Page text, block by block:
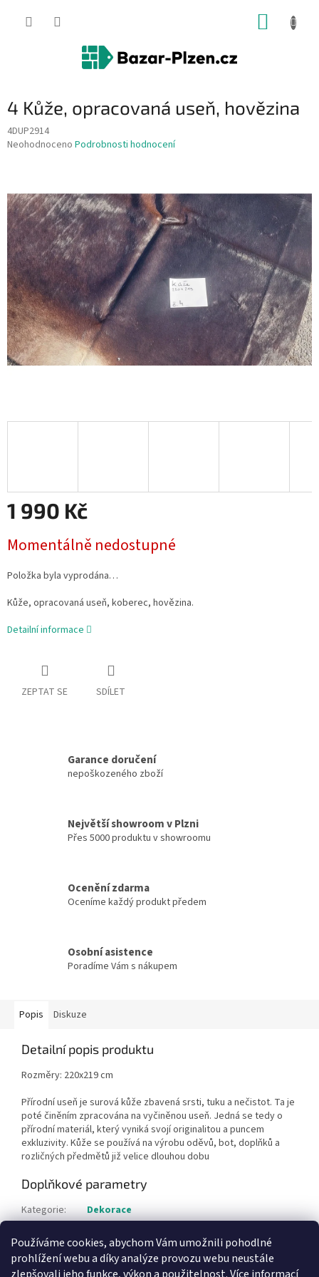
Používáme cookies, abychom Vám umožnili pohodlné
prohlížení webu a díky analýze provozu webu neustále
4 Kůže, opracovaná useň, hovězina
4DUP2914
Průměrné
0,0
z
5
hvězdiček.
Neohodnoceno Podrobnosti hodnocení
1 990 Kč
cena:
Momentálně nedostupné
Položka byla vyprodána…
Kůže, opracovaná useň, koberec, hovězina.
Detailní informace
ZEPTAT SE SDÍLET
Garance doručení
nepoškozeného zboží
Největší showroom v Plzni
Přes 5000 produktu v showroomu
Ocenění zdarma
Oceníme každý produkt předem
Osobní asistence
Poradíme Vám s nákupem
Popis Diskuze
Detailní popis produktu
Rozměry: 220x219 cm
Přírodní useň je surová kůže zbavená srsti, tuku a nečistot. Ta je
poté činěním zpracována na vyčiněnou useň. Jedná se tedy o
přírodní materiál, který vyniká svojí originalitou a puncem
exkluzivity. Kůže se používá na výrobu oděvů, bot, doplňků a
rozličných předmětů již velice dlouhou dobu
Doplňkové parametry
Kategorie:
Dekorace
Položka byla vyprodána…